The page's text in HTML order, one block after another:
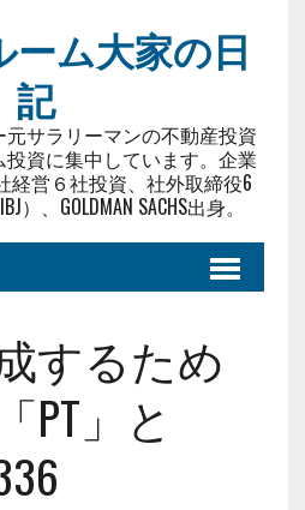
ーム大家の日
記
サラリーマンの不動産投資
資に集中しています。企業
経営６社投資、社外取締役6
、GOLDMAN SACHS出身。
するため
PT」と